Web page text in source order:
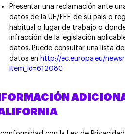
Presentar una reclamación ante
datos de la UE/EEE de su país o
habitual o lugar de trabajo o
infracción de la legislación
datos. Puede consultar una lista
datos en http://ec.europa.eu/
item_id=612080.